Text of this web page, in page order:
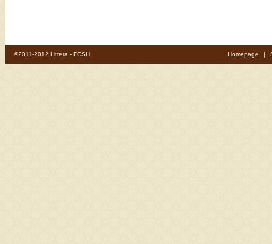
©2011-2012 Littera - FCSH Homepage |